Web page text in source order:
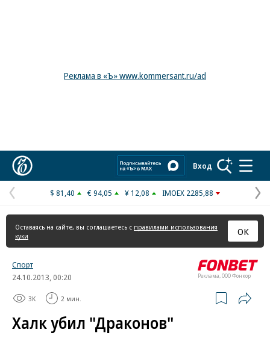
Реклама в «Ъ» www.kommersant.ru/ad
Вход
Предыдущая
страница
$ 81,40 € 94,05 ¥ 12,08 IMOEX 2285,88
Оставаясь на сайте, вы соглашаетесь с правилами использования
куки
ОК
Реклама, ООО Фонкор
Спорт
24.10.2013, 00:20
3K 2 мин.
Халк убил "Драконов"